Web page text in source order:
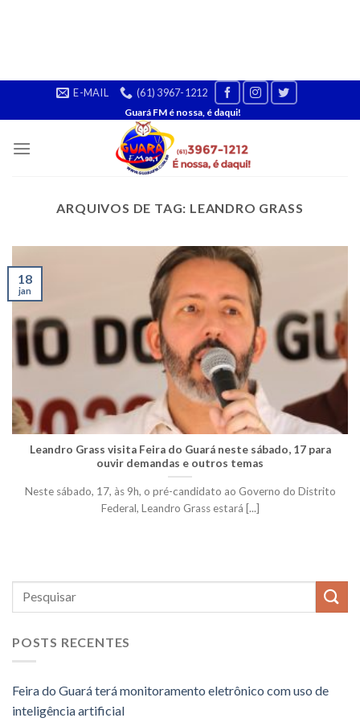
E-MAIL (61) 3967-1212
Guará FM é nossa, é daqui!
ARQUIVOS DE TAG: LEANDRO GRASS
Leandro Grass visita Feira do Guará neste sábado, 17 para
ouvir demandas e outros temas
Neste sábado, 17, às 9h, o pré-candidato ao Governo do Distrito
Federal, Leandro Grass estará [...]
18
jan
POSTS RECENTES
Feira do Guará terá monitoramento eletrônico com uso de
inteligência artificial